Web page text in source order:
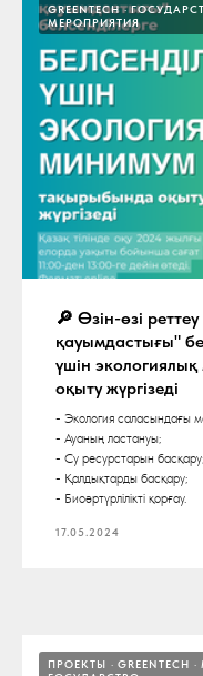
GREENTECH
МЕРОПРИЯТИЯ
🔎 Өзін-өзі
қауымдастығы"
үшін
оқыту жүргізеді
- Экология саласындағы
- Ауаның ластануы;
- Су ресурстарын басқару;
- Қалдықтарды басқару;
- Биоәртүрлілікті қорғау.
17.05.2024
ПРОЕКТЫ GREENTECH